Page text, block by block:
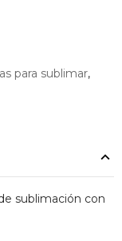
para sublimar,
sublimación con